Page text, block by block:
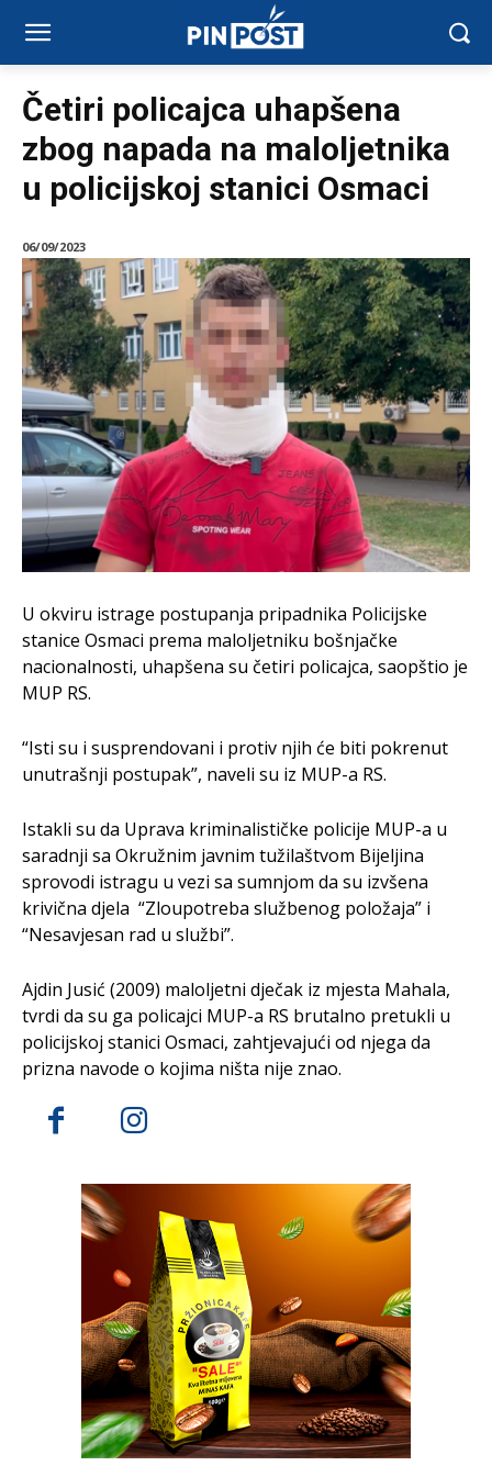
Četiri policajca uhapšena
zbog napada na maloljetnika
u policijskoj stanici Osmaci
06/09/2023
U okviru istrage postupanja pripadnika Policijske
stanice Osmaci prema maloljetniku bošnjačke
nacionalnosti, uhapšena su četiri policajca, saopštio je
MUP RS.
“Isti su i susprendovani i protiv njih će biti pokrenut
unutrašnji postupak”, naveli su iz MUP-a RS.
Istakli su da Uprava kriminalističke policije MUP-a u
saradnji sa Okružnim javnim tužilaštvom Bijeljina
sprovodi istragu u vezi sa sumnjom da su izvšena
krivična djela “Zloupotreba službenog položaja” i
“Nesavjesan rad u službi”.
Ajdin Jusić (2009) maloljetni dječak iz mjesta Mahala,
tvrdi da su ga policajci MUP-a RS brutalno pretukli u
policijskoj stanici Osmaci, zahtjevajući od njega da
prizna navode o kojima ništa nije znao.